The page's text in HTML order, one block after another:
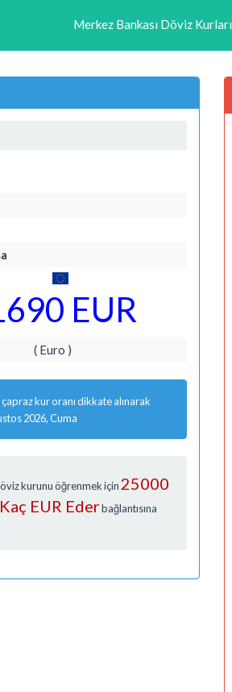
Merkez Bankası Döviz Kurları
EUR
( Euro )
çapraz kur oranı dikkate alınarak
2026, Cuma
kurunu öğrenmek için 25000
EUR Ederbağlantısına